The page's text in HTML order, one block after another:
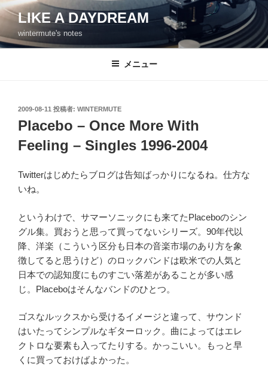
コ
テ
ン
LIKE A DAYDREAM
wintermute's notes
メニュー
投
稿
日:
2009-08-11 投稿者: WINTERMUTE
Placebo – Once More With
Feeling – Singles 1996-2004
Twitterはじめたらブログは告知ばっかりになるね。仕方な
いね。
というわけで、サマーソニックにも来てたPlaceboのシン
グル集。買おうと思って買ってないシリーズ。90年代以
降、洋楽（こういう区分も日本の音楽市場のあり方を象
徴してると思うけど）のロックバンドは欧米での人気と
日本での認知度にものすごい落差があることが多い感
じ。Placeboはそんなバンドのひとつ。
ゴスなルックスから受けるイメージと違って、サウンド
はいたってシンプルなギターロック。曲によってはエレ
クトロな要素も入ってたりする。かっこいい。もっと早
くに買っておけばよかった。